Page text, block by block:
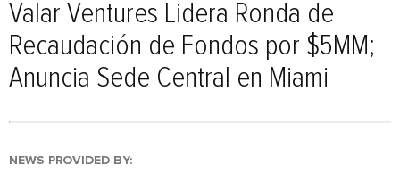
Valar Ventures Lidera Ronda de
Recaudación de Fondos por $5MM;
Anuncia Sede Central en Miami
NEWS PROVIDED BY: